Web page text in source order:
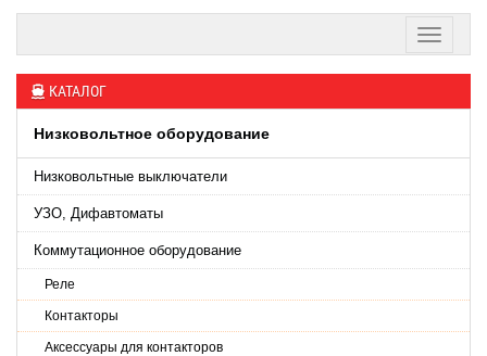
КАТАЛОГ
Низковольтное оборудование
Низковольтные выключатели
УЗО, Дифавтоматы
Коммутационное оборудование
Реле
Контакторы
Аксессуары для контакторов